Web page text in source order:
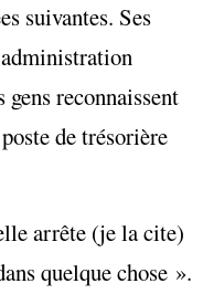
suivantes. Ses
reconnaissent
de trésorière
arrête (je la cite)
quelque chose ».